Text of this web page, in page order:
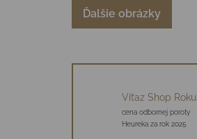
Ďalšie obrázky
Víťaz Shop Roku
cena odbornej poroty
Heureka za rok 2025